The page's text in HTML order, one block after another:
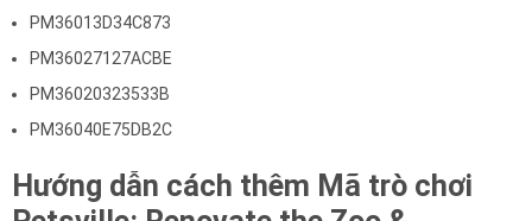
PM36013D34C873
PM36027127ACBE
PM36020323533B
PM36040E75DB2C
Hướng dẫn cách thêm Mã trò chơi